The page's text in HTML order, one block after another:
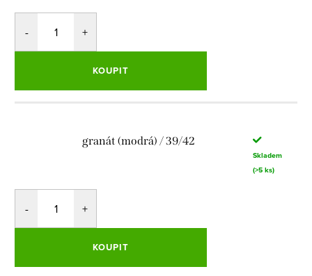
KOUPIT
granát (modrá) / 39/42
Skladem
(>5 ks)
KOUPIT